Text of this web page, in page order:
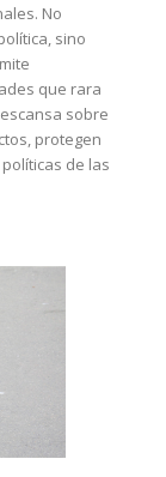
No
sino
que rara
sobre
protegen
de las